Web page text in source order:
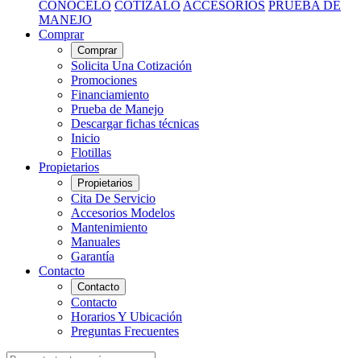
CONÓCELO COTÍZALO ACCESORIOS PRUEBA DE
MANEJO
Comprar
Comprar
Solicita Una Cotización
Promociones
Financiamiento
Prueba de Manejo
Descargar fichas técnicas
Inicio
Flotillas
Propietarios
Propietarios
Cita De Servicio
Accesorios Modelos
Mantenimiento
Manuales
Garantía
Contacto
Contacto
Contacto
Horarios Y Ubicación
Preguntas Frecuentes